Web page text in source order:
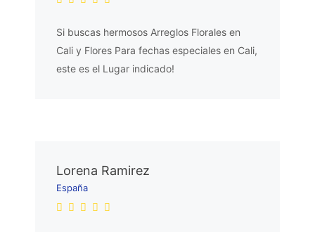
Si buscas hermosos Arreglos Florales en
Cali y Flores Para fechas especiales en Cali,
este es el Lugar indicado!
Lorena Ramirez
España